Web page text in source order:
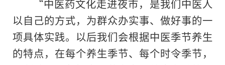
“中医药文化走进夜市，是我们中医人
以自己的方式，为群众办实事、做好事的一
项具体实践。以后我们会根据中医季节养生
的特点，在每个养生季节、每个时令季节，